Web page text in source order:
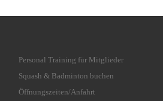
Personal Training für Mitglieder
Squash & Badminton buchen
Öffnungszeiten/Anfahrt